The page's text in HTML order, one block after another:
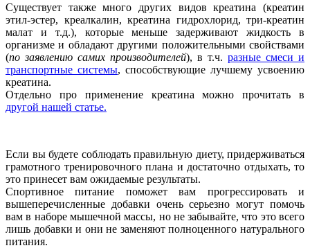
Существует также много других видов креатина (креатин
этил-эстер, креалкалин, креатина гидрохлорид, три-креатин
малат и т.д.), которые меньше задерживают жидкость в
организме и обладают другими положительными свойствами
(по заявлению самих производителей), в т.ч. разные смеси и
транспортные системы, способствующие лучшему усвоению
креатина.
Отдельно про применение креатина можно прочитать в
другой нашей статье.
Если вы будете соблюдать правильную диету, придерживаться
грамотного тренировочного плана и достаточно отдыхать, то
это принесет вам ожидаемые результаты.
Спортивное питание поможет вам прогрессировать и
вышеперечисленные добавки очень серьезно могут помочь
вам в наборе мышечной массы, но не забывайте, что это всего
лишь добавки и они не заменяют полноценного натурального
питания.